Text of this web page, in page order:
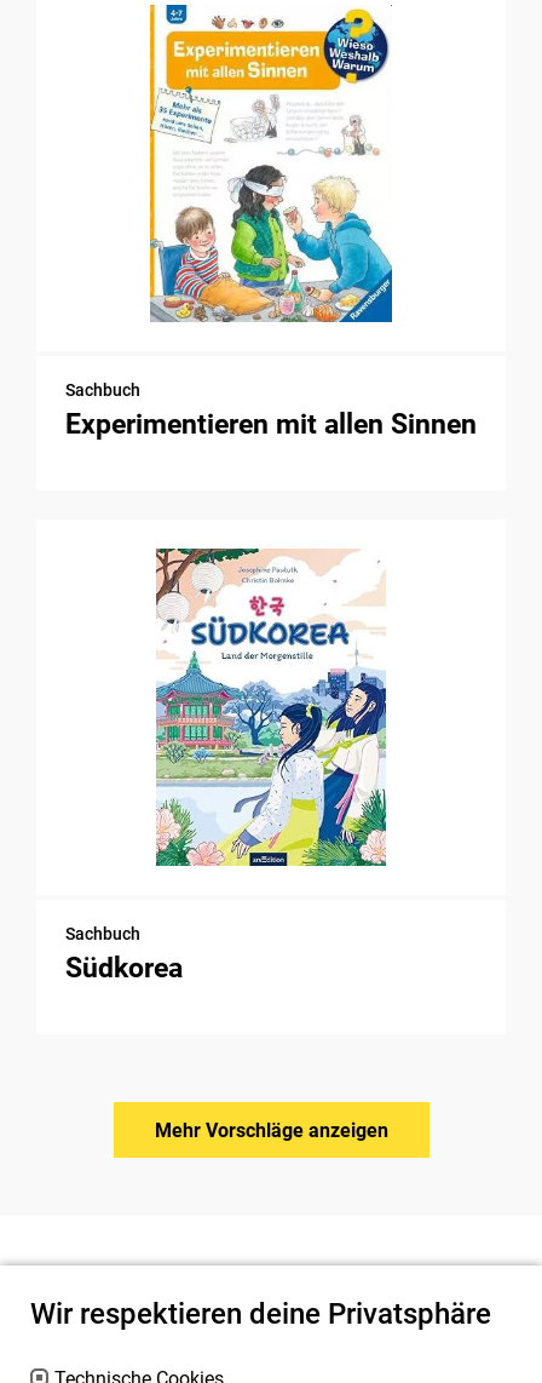
Sachbuch
Experimentieren mit allen Sinnen
Sachbuch
Südkorea
Mehr Vorschläge anzeigen
Wir respektieren deine Privatsphäre